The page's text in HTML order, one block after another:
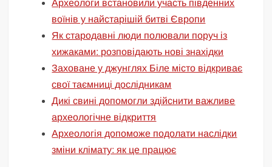
Археологи встановили участь південних
воїнів у найстарішій битві Європи
Як стародавні люди полювали поруч із
хижаками: розповідають нові знахідки
Заховане у джунглях Біле місто відкриває
свої таємниці дослідникам
Дикі свині допомогли здійснити важливе
археологічне відкриття
Археологія допоможе подолати наслідки
зміни клімату: як це працює